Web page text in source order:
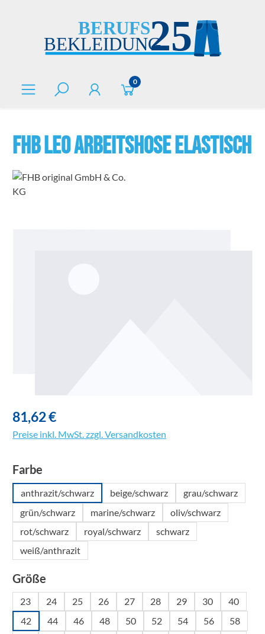
0
FHB LEO Arbeitshose elastisch
81,62 €
Preise inkl. MwSt. zzgl. Versandkosten
Farbe
anthrazit/schwarz beige/schwarz
grau/schwarz
grün/schwarz
marine/schwarz
oliv/schwarz
rot/schwarz
royal/schwarz
schwarz
weiß/anthrazit
Größe
23 24 25 26 27 28 29 30
40
42
44 46 48 50 52 54 56
58